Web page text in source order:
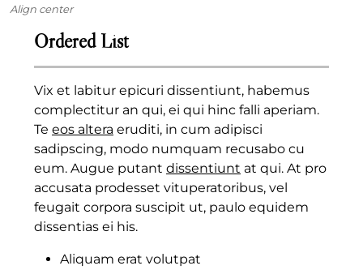
Align center
Ordered List
Vix et labitur epicuri dissentiunt, habemus
complectitur an qui, ei qui hinc falli aperiam.
Te eos altera eruditi, in cum adipisci
sadipscing, modo numquam recusabo cu
eum. Augue putant dissentiunt at qui. At pro
accusata prodesset vituperatoribus, vel
feugait corpora suscipit ut, paulo equidem
dissentias ei his.
Aliquam erat volutpat